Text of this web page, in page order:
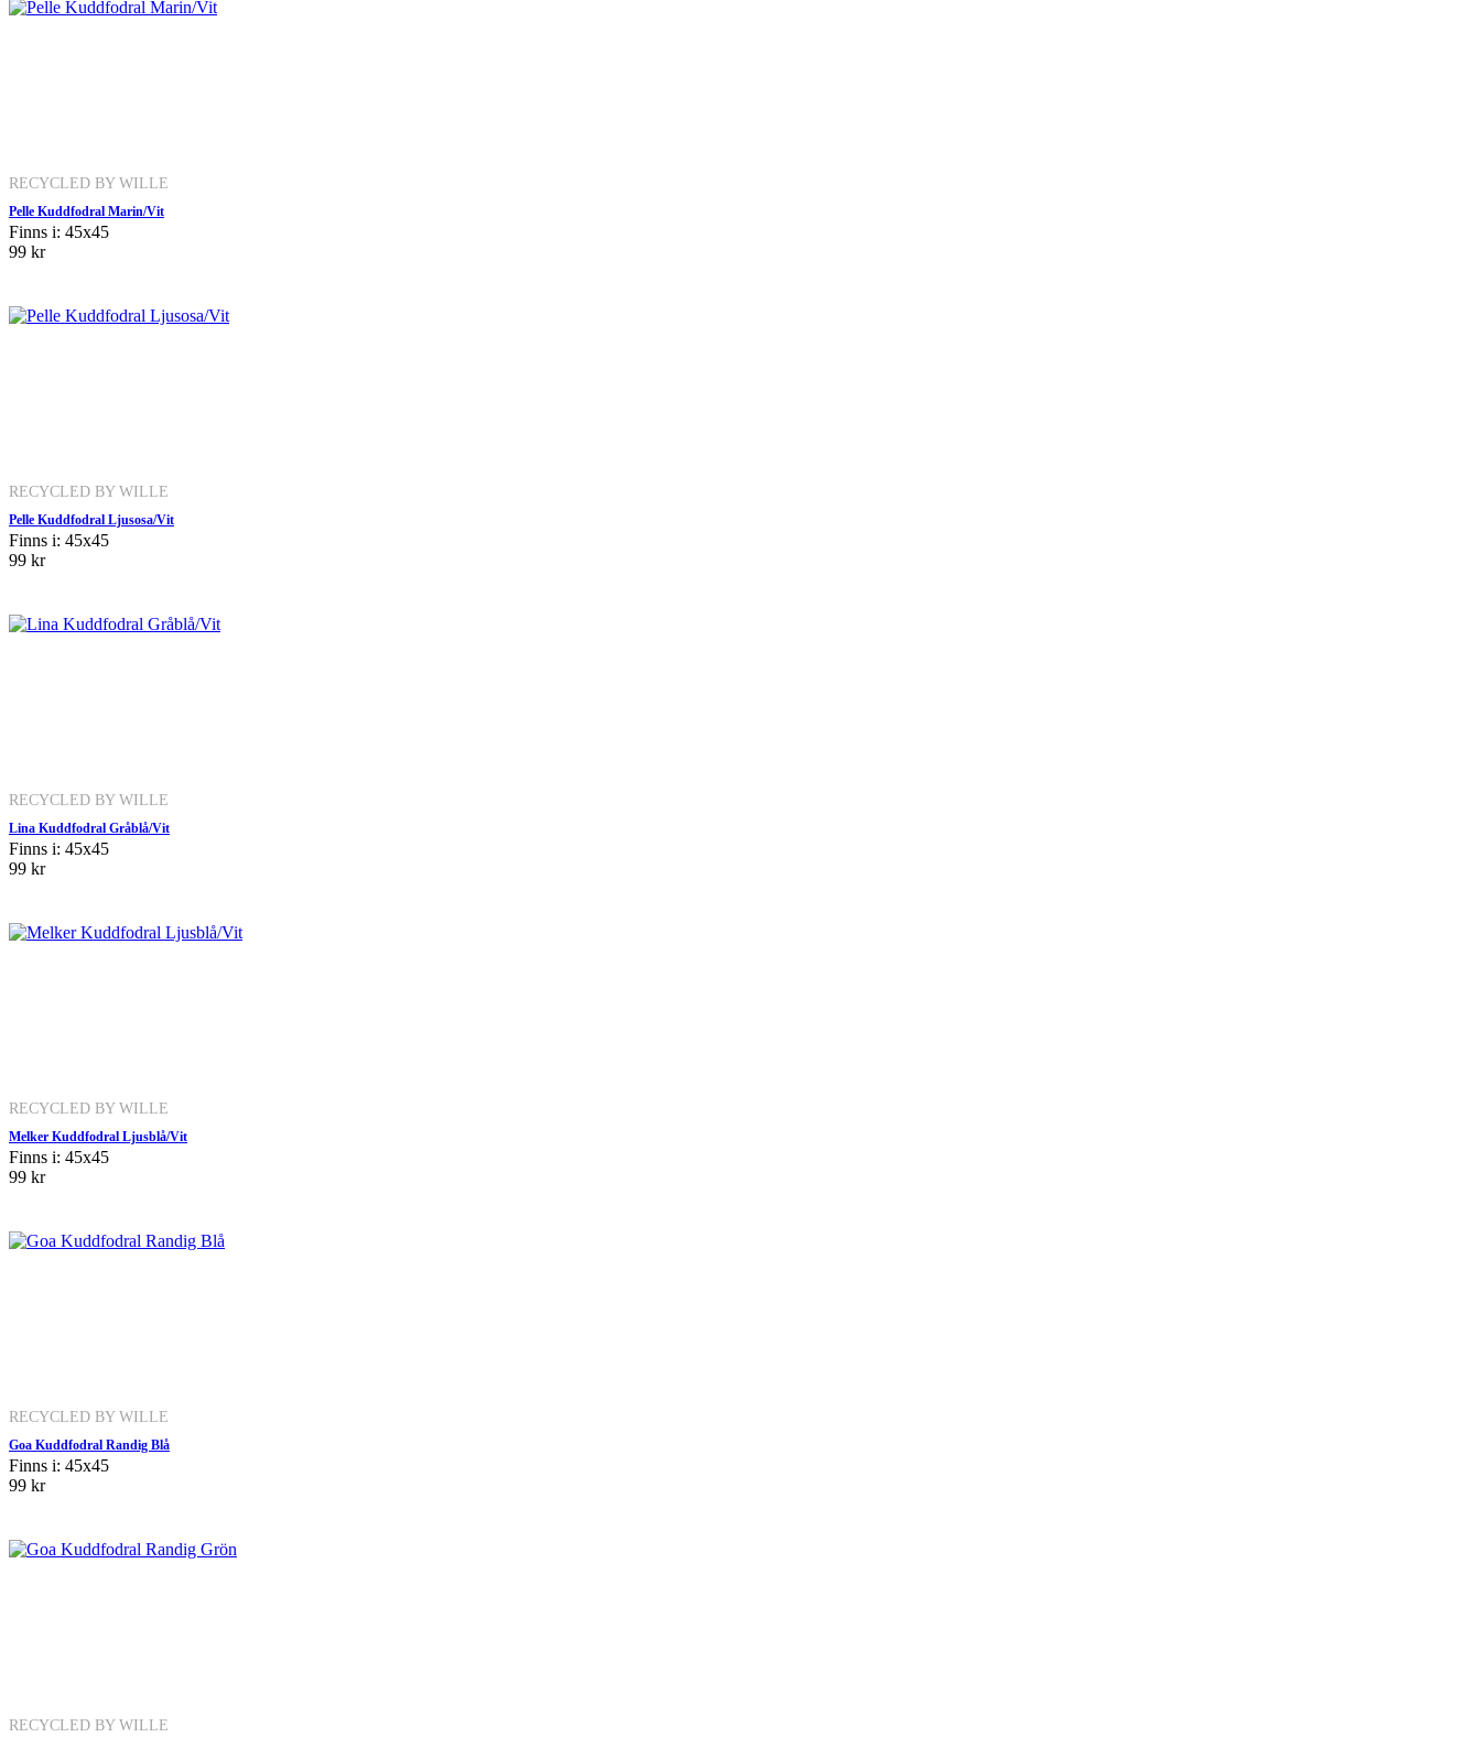
RECYCLED BY WILLE
Pelle Kuddfodral Marin/Vit
Finns i: 45x45
99 kr
RECYCLED BY WILLE
Pelle Kuddfodral Ljusosa/Vit
Finns i: 45x45
99 kr
RECYCLED BY WILLE
Lina Kuddfodral Gråblå/Vit
Finns i: 45x45
99 kr
RECYCLED BY WILLE
Melker Kuddfodral Ljusblå/Vit
Finns i: 45x45
99 kr
RECYCLED BY WILLE
Goa Kuddfodral Randig Blå
Finns i: 45x45
99 kr
RECYCLED BY WILLE